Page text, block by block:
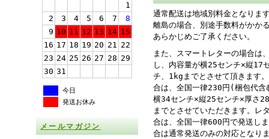
1
2
3 4 5 6 7
8
9 10 11 12 13 14 15
16 17 18 19 20 21 22
23 24 25 26 27 28 29
30 31
今日
発送お休み
メールマガジン
通常配送は地域別料金となりま
離島の場合、別途手数料がかか
あらかじめご了承ください。
また、スマートレターの場合は
し、内容量が横25センチ×縦17
チ、1kgまでとさせて頂きます
合は、全国一律230円(梱包代含
横34センチ×縦25センチ×厚さ
までとさせていただきます。レ
合は、全国一律600円で発送し
合は通常発送のみの対応となり